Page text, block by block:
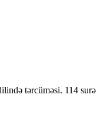
tərcüməsi. 114 surə